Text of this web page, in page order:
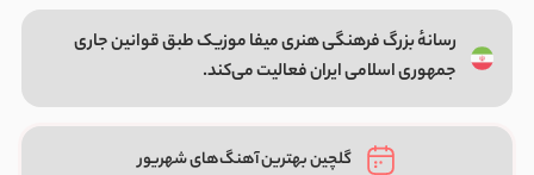
رسانهٔ بزرگ فرهنگی هنری میفا موزیک طبق قوانین جاری
جمهوری اسلامی ایران فعالیت می‌کند.
گلچین بهترین آهنگ‌های شهریور